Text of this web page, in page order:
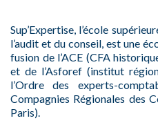
Sup’Expertise, l’école
l’audit et du conseil, est une
fusion de l’ACE (CFA
et de l’Asforef (institut
l’Ordre des experts-
Compagnies Régionales des
Paris).